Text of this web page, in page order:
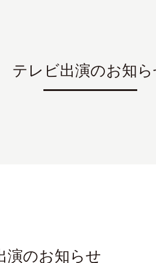
テレビ出演のお知
演のお知らせ